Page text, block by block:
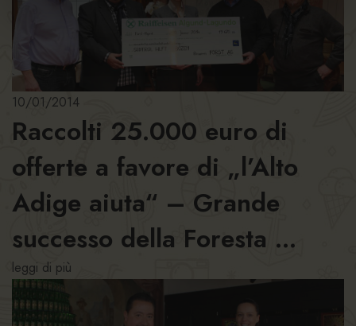
10/01/2014
Raccolti 25.000 euro di
offerte a favore di „l’Alto
Adige aiuta“ – Grande
successo della Foresta ...
leggi di più